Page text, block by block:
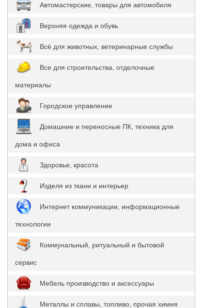
Автомастерские, товары для автомобиля
Верхняя одежда и обувь
Всё для животных, ветеринарные службы
Все для строительства, отделочные
материалы
Городское управление
Домашние и переносные ПК, техника для
дома и офиса
Здоровье, красота
Изделя из ткани и интерьер
Интернет коммуникации, информационные
технологии
Коммунальный, ритуальный и бытовой
сервис
Мебель производство и аксессуары
Металлы и сплавы, топливо, прочая химия